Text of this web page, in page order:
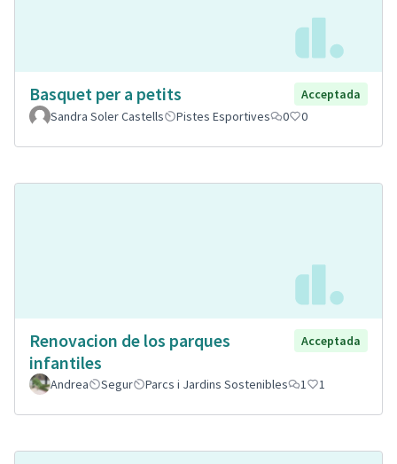
Basquet per a petits
Acceptada
Sandra Soler Castells
Pistes Esportives 0 0
Renovacion de los parques
infantiles
Acceptada
Andrea Segur Parcs i Jardins Sostenibles 1 1